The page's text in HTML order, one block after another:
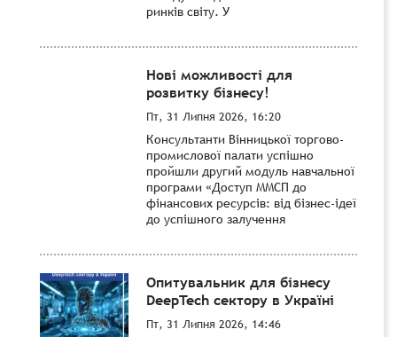
ринків світу. У
Нові можливості для
розвитку бізнесу!
Пт, 31 Липня 2026, 16:20
Консультанти Вінницької торгово-
промислової палати успішно
пройшли другий модуль навчальної
програми «Доступ ММСП до
фінансових ресурсів: від бізнес-ідеї
до успішного залучення
Опитувальник для бізнесу
DeepTech сектору в Україні
Пт, 31 Липня 2026, 14:46